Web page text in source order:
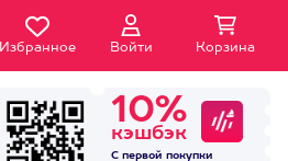
Избранное Войти Корзина
10%
кэшбэк
С первой покупки